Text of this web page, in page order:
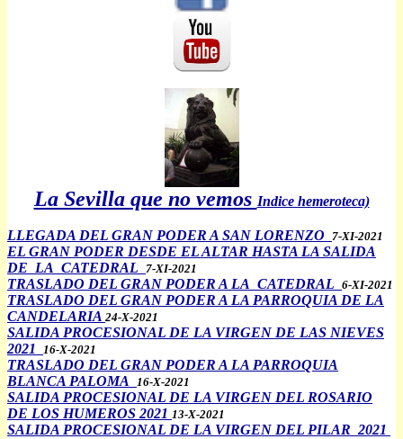
La Sevilla que no vemos Indice hemeroteca)
LLEGADA DEL GRAN PODER A SAN LORENZO 7-XI-2021
EL GRAN PODER DESDE EL ALTAR HASTA LA SALIDA
DE LA CATEDRAL 7-XI-2021
TRASLADO DEL GRAN PODER A LA CATEDRAL 6-XI-2021
TRASLADO DEL GRAN PODER A LA PARROQUIA DE LA
CANDELARIA 24-X-2021
SALIDA PROCESIONAL DE LA VIRGEN DE LAS NIEVES
2021 16-X-2021
TRASLADO DEL GRAN PODER A LA PARROQUIA
BLANCA PALOMA 16-X-2021
SALIDA PROCESIONAL DE LA VIRGEN DEL ROSARIO
DE LOS HUMEROS 2021 13-X-2021
SALIDA PROCESIONAL DE LA VIRGEN DEL PILAR 2021